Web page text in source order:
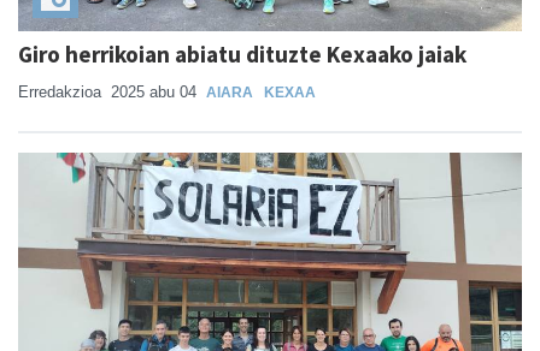
Giro herrikoian abiatu dituzte Kexaako jaiak
Erredakzioa 2025 abu 04 AIARA KEXAA